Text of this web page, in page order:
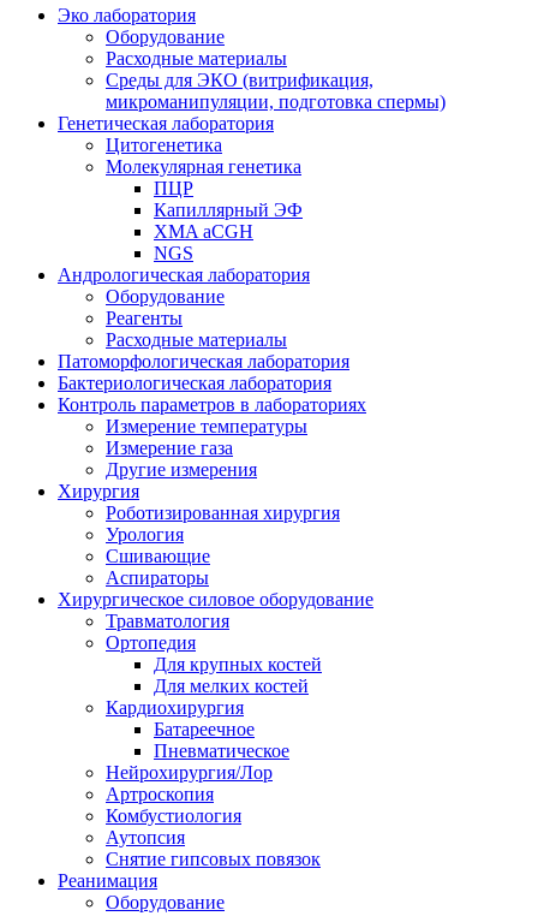
Эко лаборатория
Оборудование
Расходные материалы
Среды для ЭКО (витрификация,
микроманипуляции, подготовка спермы)
Генетическая лаборатория
Цитогенетика
Молекулярная генетика
ПЦР
Капиллярный ЭФ
XMA aCGH
NGS
Андрологическая лаборатория
Оборудование
Реагенты
Расходные материалы
Патоморфологическая лаборатория
Бактериологическая лаборатория
Контроль параметров в лабораториях
Измерение температуры
Измерение газа
Другие измерения
Хирургия
Роботизированная хирургия
Урология
Сшивающие
Аспираторы
Хирургическое силовое оборудование
Травматология
Ортопедия
Для крупных костей
Для мелких костей
Кардиохирургия
Батареечное
Пневматическое
Нейрохирургия/Лор
Артроскопия
Комбустиология
Аутопсия
Снятие гипсовых повязок
Реанимация
Оборудование